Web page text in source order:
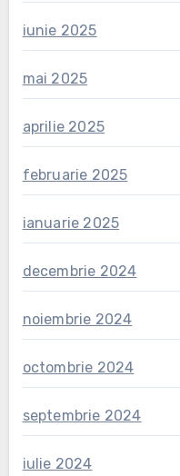
iunie 2025
mai 2025
aprilie 2025
februarie 2025
ianuarie 2025
decembrie 2024
noiembrie 2024
octombrie 2024
septembrie 2024
iulie 2024